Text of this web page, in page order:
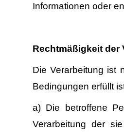
Informationen oder
Rechtmäßigkeit der
Die Verarbeitung ist
Bedingungen erfüllt
a) Die betroffene
Verarbeitung der